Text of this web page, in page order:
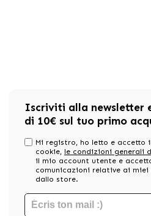
Iscriviti alla newsletter
di 10€ sul tuo primo
Mi registro, ho letto e accetto
cookie, le condizioni generali
il mio account utente e
comunicazioni relative ai
dallo store.